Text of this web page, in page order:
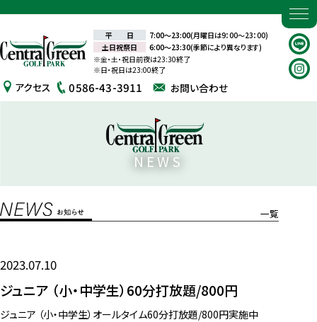
平 日 7:00～23:00(月曜日は9：00～23：00)
土日祝祭日
6:00～23:30(季節により異なります)
※金・土・祝日前夜は23:30終了
※日・祝日は23:00終了
アクセス 0586-43-3911 お問い合わせ
NEWS
一覧
2023.07.10
ジュニア （小・中学生）60分打放題/800円
ジュニア （小・中学生）オールタイム60分打放題/800円実施中